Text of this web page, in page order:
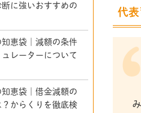
代
に強いおすすめの
恵袋｜減額の条件
ュレーターについて
恵袋｜借金減額の
からくりを徹底検